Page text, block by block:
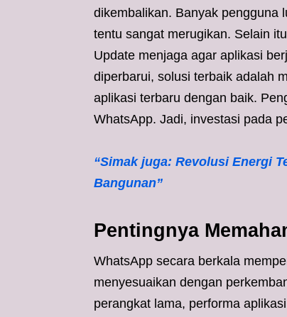
dikembalikan. Banyak pengguna
tentu sangat merugikan. Selain
Update menjaga agar aplikasi
diperbarui, solusi terbaik adalah
aplikasi terbaru dengan baik.
WhatsApp. Jadi, investasi pada
“Simak juga: Revolusi Energi
Bangunan”
Pentingnya
WhatsApp secara berkala
menyesuaikan dengan
perangkat lama, performa